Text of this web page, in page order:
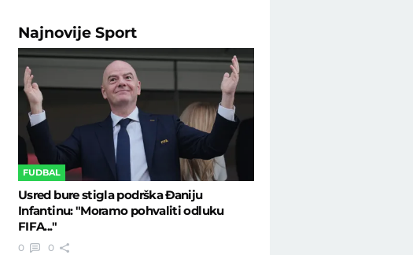
NajnovijeSport
FUDBAL
Usred bure stigla podrška Đaniju
Infantinu: "Moramo pohvaliti odluku
FIFA..."
0
0